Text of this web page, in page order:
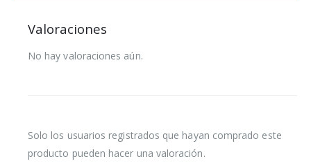
Valoraciones
No hay valoraciones aún.
Solo los usuarios registrados que hayan comprado este
producto pueden hacer una valoración.